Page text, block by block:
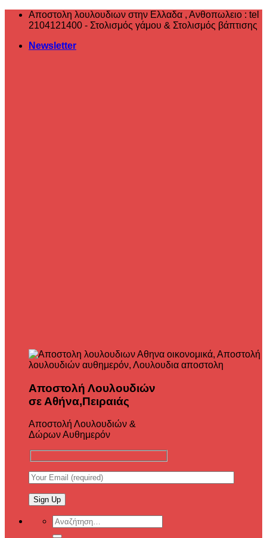
ΜετάβασηΑποστολη λουλουδιων στην Ελλαδα , ‎Ανθοπωλειο : tel
2104121400 - Στολισμός γάμου & Στολισμός βάπτισης
Newsletter
Αποστολή Λουλουδιών
σε Αθήνα,Πειραιάς
Αποστολή Λουλουδιών &
Δώρων Αυθημερόν
Αναζήτηση
για: